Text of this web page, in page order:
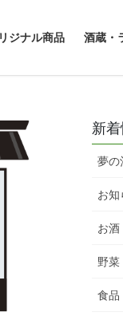
ジナル商品 酒蔵・
新
夢
お知
お酒
野菜
食品